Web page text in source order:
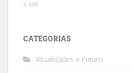
« set
CATEGORIAS
Atualidades e Futuro